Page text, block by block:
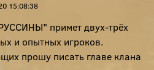
15:08:38
примет двух-трёх
и опытных игроков.
прошу писать главе клана